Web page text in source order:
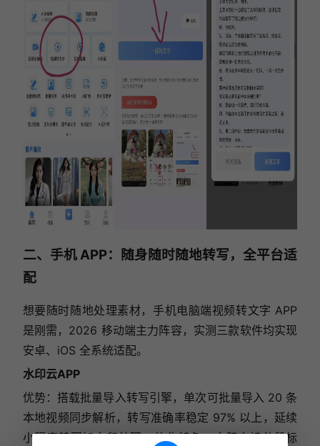
二、手机 APP：随身随时随地转写，全平台适
配
想要随时随地处理素材，手机电脑端视频转文字 APP
是刚需，2026 移动端主力阵容，实测三款软件均实现
安卓、iOS 全系统适配。
水印云APP
优势：搭载批量导入转写引擎，单次可批量导入 20 条
本地视频同步解析，转写准确率稳定 97% 以上，延续
小程序转写加水印处理一体化特色，文稿支持分段标